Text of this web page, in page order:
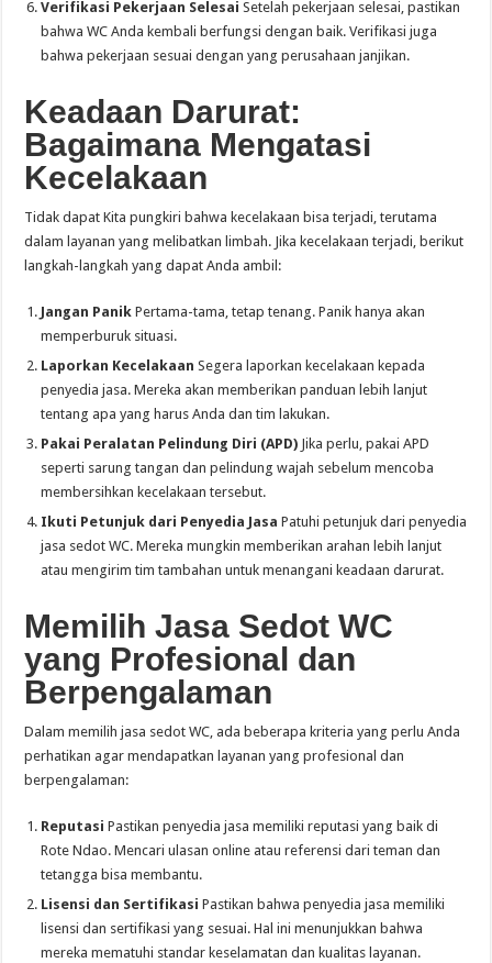
Verifikasi Pekerjaan Selesai Setelah pekerjaan selesai, pastikan
bahwa WC Anda kembali berfungsi dengan baik. Verifikasi juga
bahwa pekerjaan sesuai dengan yang perusahaan janjikan.
Keadaan Darurat:
Bagaimana Mengatasi
Kecelakaan
Tidak dapat Kita pungkiri bahwa kecelakaan bisa terjadi, terutama
dalam layanan yang melibatkan limbah. Jika kecelakaan terjadi, berikut
langkah-langkah yang dapat Anda ambil:
Jangan Panik Pertama-tama, tetap tenang. Panik hanya akan
memperburuk situasi.
Laporkan Kecelakaan Segera laporkan kecelakaan kepada
penyedia jasa. Mereka akan memberikan panduan lebih lanjut
tentang apa yang harus Anda dan tim lakukan.
Pakai Peralatan Pelindung Diri (APD) Jika perlu, pakai APD
seperti sarung tangan dan pelindung wajah sebelum mencoba
membersihkan kecelakaan tersebut.
Ikuti Petunjuk dari Penyedia Jasa Patuhi petunjuk dari penyedia
jasa sedot WC. Mereka mungkin memberikan arahan lebih lanjut
atau mengirim tim tambahan untuk menangani keadaan darurat.
Memilih Jasa Sedot WC
yang Profesional dan
Berpengalaman
Dalam memilih jasa sedot WC, ada beberapa kriteria yang perlu Anda
perhatikan agar mendapatkan layanan yang profesional dan
berpengalaman:
Reputasi Pastikan penyedia jasa memiliki reputasi yang baik di
Rote Ndao. Mencari ulasan online atau referensi dari teman dan
tetangga bisa membantu.
Lisensi dan Sertifikasi Pastikan bahwa penyedia jasa memiliki
lisensi dan sertifikasi yang sesuai. Hal ini menunjukkan bahwa
mereka mematuhi standar keselamatan dan kualitas layanan.